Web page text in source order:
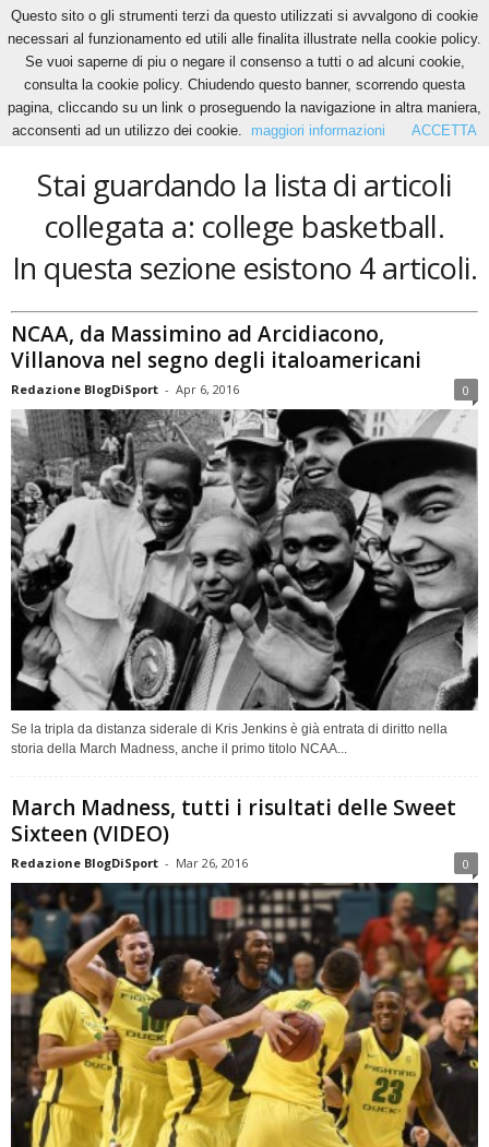
Home Tags College basketball
college basketball
Stai guardando la lista di articoli
collegata a: college basketball.
In questa sezione esistono 4 articoli.
NCAA, da Massimino ad Arcidiacono,
Villanova nel segno degli italoamericani
Redazione BlogDiSport - Apr 6, 2016 0
Se la tripla da distanza siderale di Kris Jenkins è già entrata di diritto nella
storia della March Madness, anche il primo titolo NCAA...
March Madness, tutti i risultati delle Sweet
Sixteen (VIDEO)
Redazione BlogDiSport - Mar 26, 2016 0
Questo sito o gli strumenti terzi da questo utilizzati si avvalgono di cookie
necessari al funzionamento ed utili alle finalita illustrate nella cookie policy.
Se vuoi saperne di piu o negare il consenso a tutti o ad alcuni cookie,
consulta la cookie policy. Chiudendo questo banner, scorrendo questa
pagina, cliccando su un link o proseguendo la navigazione in altra maniera,
acconsenti ad un utilizzo dei cookie.
maggiori informazioni ACCETTA